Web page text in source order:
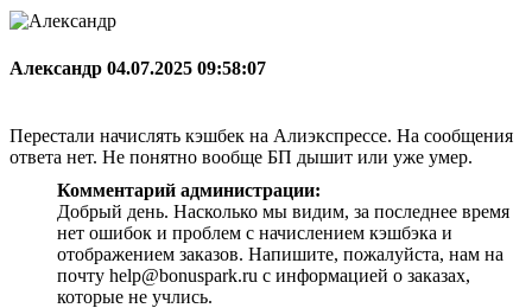
Александр 04.07.2025 09:58:07
Перестали начислять кэшбек на Алиэкспрессе. На сообщения
ответа нет. Не понятно вообще БП дышит или уже умер.
Комментарий администрации:
Добрый день. Насколько мы видим, за последнее время
нет ошибок и проблем с начислением кэшбэка и
отображением заказов. Напишите, пожалуйста, нам на
почту help@bonuspark.ru с информацией о заказах,
которые не учлись.